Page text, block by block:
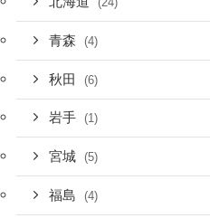
青森 (4)
秋田 (6)
岩手 (1)
宮城 (5)
福島 (4)